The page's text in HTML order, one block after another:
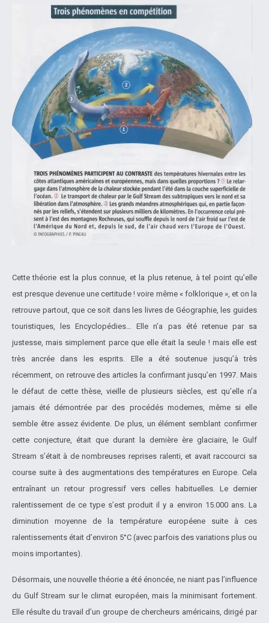
Cette théorie est la plus connue, et la plus retenue, à tel point qu’elle
est presque devenue une certitude ! voire même « folklorique », et on la
retrouve partout, que ce soit dans les livres de Géographie, les guides
touristiques, les Encyclopédies… Elle n’a pas été retenue par sa
justesse, mais simplement parce que elle était la seule ! mais elle est
très ancrée dans les esprits. Elle a été soutenue jusqu’à très
récemment, on retrouve des articles la confirmant jusqu’en 1997. Mais
le défaut de cette thèse, vieille de plusieurs siècles, est qu’elle n’a
jamais été démontrée par des procédés modernes, même si elle
semble être assez évidente. De plus, un élément semblant confirmer
cette conjecture, était que durant la dernière ère glaciaire, le Gulf
Stream s’était à de nombreuses reprises ralenti, et avait raccourci sa
course suite à des augmentations des températures en Europe. Cela
entraînant un retour progressif vers celles habituelles. Le dernier
ralentissement de ce type s’est produit il y a environ 15.000 ans. La
diminution moyenne de la température européene suite à ces
ralentissements était d’environ 5°C (avec parfois des variations plus ou
moins importantes).
Désormais, une nouvelle théorie a été énoncée, ne niant pas l’influence
du Gulf Stream sur le climat européen, mais la minimisant fortement.
Elle résulte du travail d’un groupe de chercheurs américains, dirigé par